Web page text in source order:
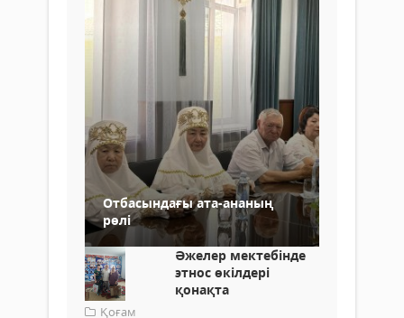
Отбасындағы ата-ананың
рөлі
Әжелер мектебінде
этнос өкілдері
қонақта
Қоғам